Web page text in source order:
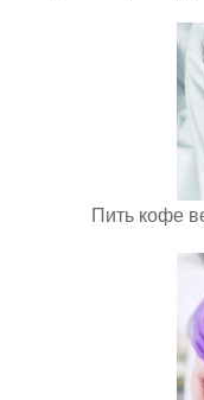
Пить кофе